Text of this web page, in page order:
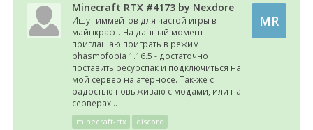
Minecraft RTX #4173 by Nexdore
Ищу тиммейтов для частой игры в
майнкрафт. На данный момент
приглашаю поиграть в режим
phasmofobia 1.16.5 - достаточно
поставить ресурспак и подключиться на
мой сервер на атерносе. Так-же с
радостью повыживаю с модами, или на
серверах...
minecraft-rtx discord
MR